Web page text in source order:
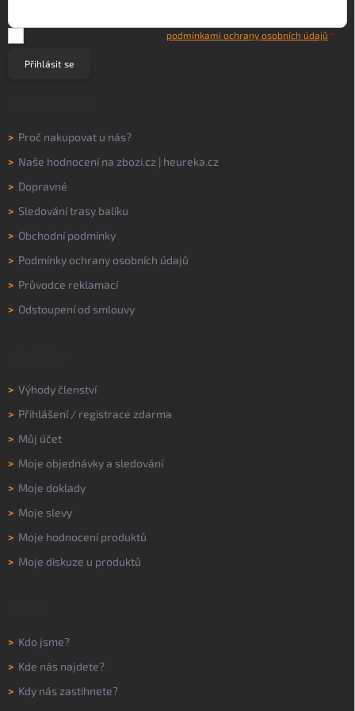
podmínkami ochrany osobních údajů
Přihlásit se
> Proč nakupovat u nás?
> Naše hodnocení na zbozi.cz | heureka.cz
> Dopravné
> Sledování trasy balíku
> Obchodní podmínky
> Podmínky ochrany osobních údajů
> Průvodce reklamací
> Odstoupení od smlouvy
> Výhody členství
> Přihlášení/ registrace zdarma
> Můj účet
> Moje objednávky a sledování
> Moje doklady
> Moje slevy
> Moje hodnocení produktů
> Moje diskuze u produktů
> Kdo jsme?
> Kde nás najdete?
> Kdy nás zastihnete?